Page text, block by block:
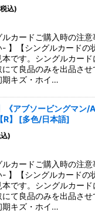
込)
ルカードご購入時の注
】【シングルカードの
本です。シングルカー
にて良品のみを出品させ
期キズ・ホイ…
《アブソービングマ
】
[多色/日本語]
)
ルカードご購入時の注
】【シングルカードの
本です。シングルカー
にて良品のみを出品させ
期キズ・ホイ…